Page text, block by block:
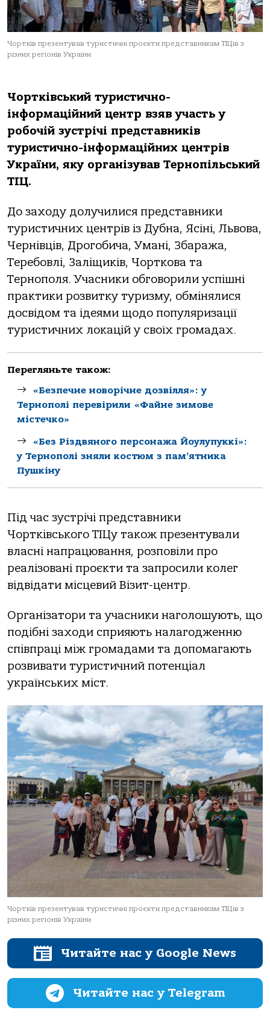
Чортків презентував туристичні проєкти представникам ТІЦів з
різних регіонів України
Чортківський туристично-
інформаційний центр взяв участь у
робочій зустрічі представників
туристично-інформаційних центрів
України, яку організував Тернопільський
ТІЦ.
До заходу долучилися представники
туристичних центрів із Дубна, Ясіні, Львова,
Чернівців, Дрогобича, Умані, Збаража,
Теребовлі, Заліщиків, Чорткова та
Тернополя. Учасники обговорили успішні
практики розвитку туризму, обмінялися
досвідом та ідеями щодо популяризації
туристичних локацій у своїх громадах.
Перегляньте також:
«Безпечне новорічне дозвілля»: у
Тернополі перевірили «Файне зимове
містечко»
«Без Різдвяного персонажа Йоулупуккі»:
у Тернополі зняли костюм з пам’ятника
Пушкіну
Під час зустрічі представники
Чортківського ТІЦу також презентували
власні напрацювання, розповіли про
реалізовані проєкти та запросили колег
відвідати місцевий Візит-центр.
Організатори та учасники наголошують, що
подібні заходи сприяють налагодженню
співпраці між громадами та допомагають
розвивати туристичний потенціал
українських міст.
Чортків презентував туристичні проєкти представникам ТІЦів з
різних регіонів України
Читайте нас у Google News
Читайте нас у Telegram